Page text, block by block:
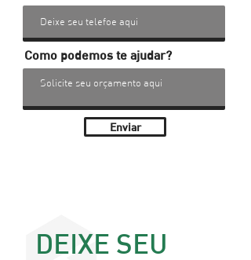
Como podemos te ajudar?
Enviar
DEIXE SEU